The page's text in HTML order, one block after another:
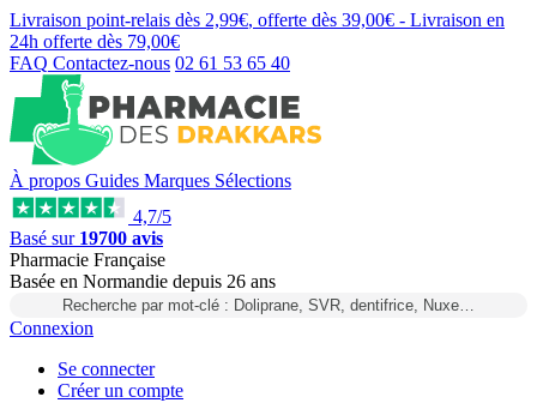
Livraison point-relais dès 2,99€, offerte dès 39,00€ - Livraison en
24h offerte dès 79,00€
FAQ Contactez-nous 02 61 53 65 40
À propos Guides Marques Sélections
4,7/5
Basé sur 19700 avis
Pharmacie Française
Basée en Normandie depuis 26 ans
Recherche par mot-clé : Doliprane, SVR, dentifrice, Nuxe…
Connexion
Se connecter
Créer un compte